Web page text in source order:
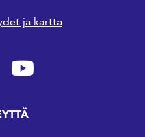
ja kartta
Linkedinissä
SFS Youtubessa